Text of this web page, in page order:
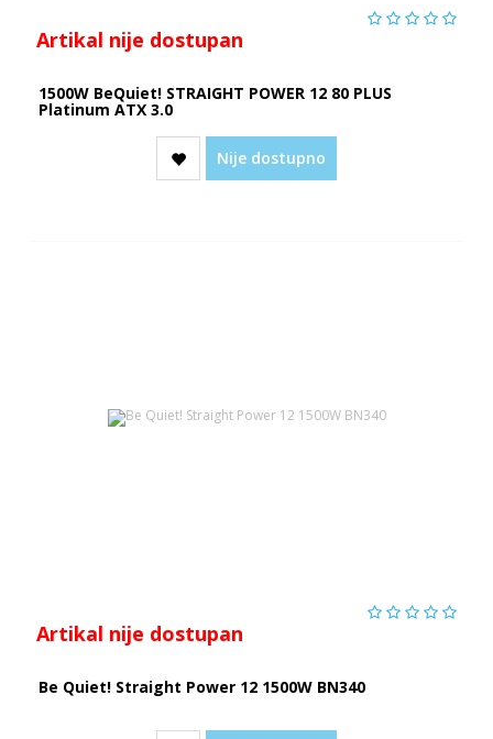
Artikal nije dostupan
1500W BeQuiet! STRAIGHT POWER 12 80 PLUS
Platinum ATX 3.0
Nije dostupno
Artikal nije dostupan
Be Quiet! Straight Power 12 1500W BN340